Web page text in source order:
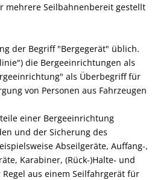
mehrere Seilbahnenbereit gestellt
der Begriff "Bergegerät" üblich.
die Bergeeinrichtungen als
als Überbegriff für
von Personen aus Fahrzeugen
einer Bergeeinrichtung
und der Sicherung des
Abseilgeräte, Auffang-,
Karabiner, (Rück-)Halte- und
aus einem Seilfahrgerät für